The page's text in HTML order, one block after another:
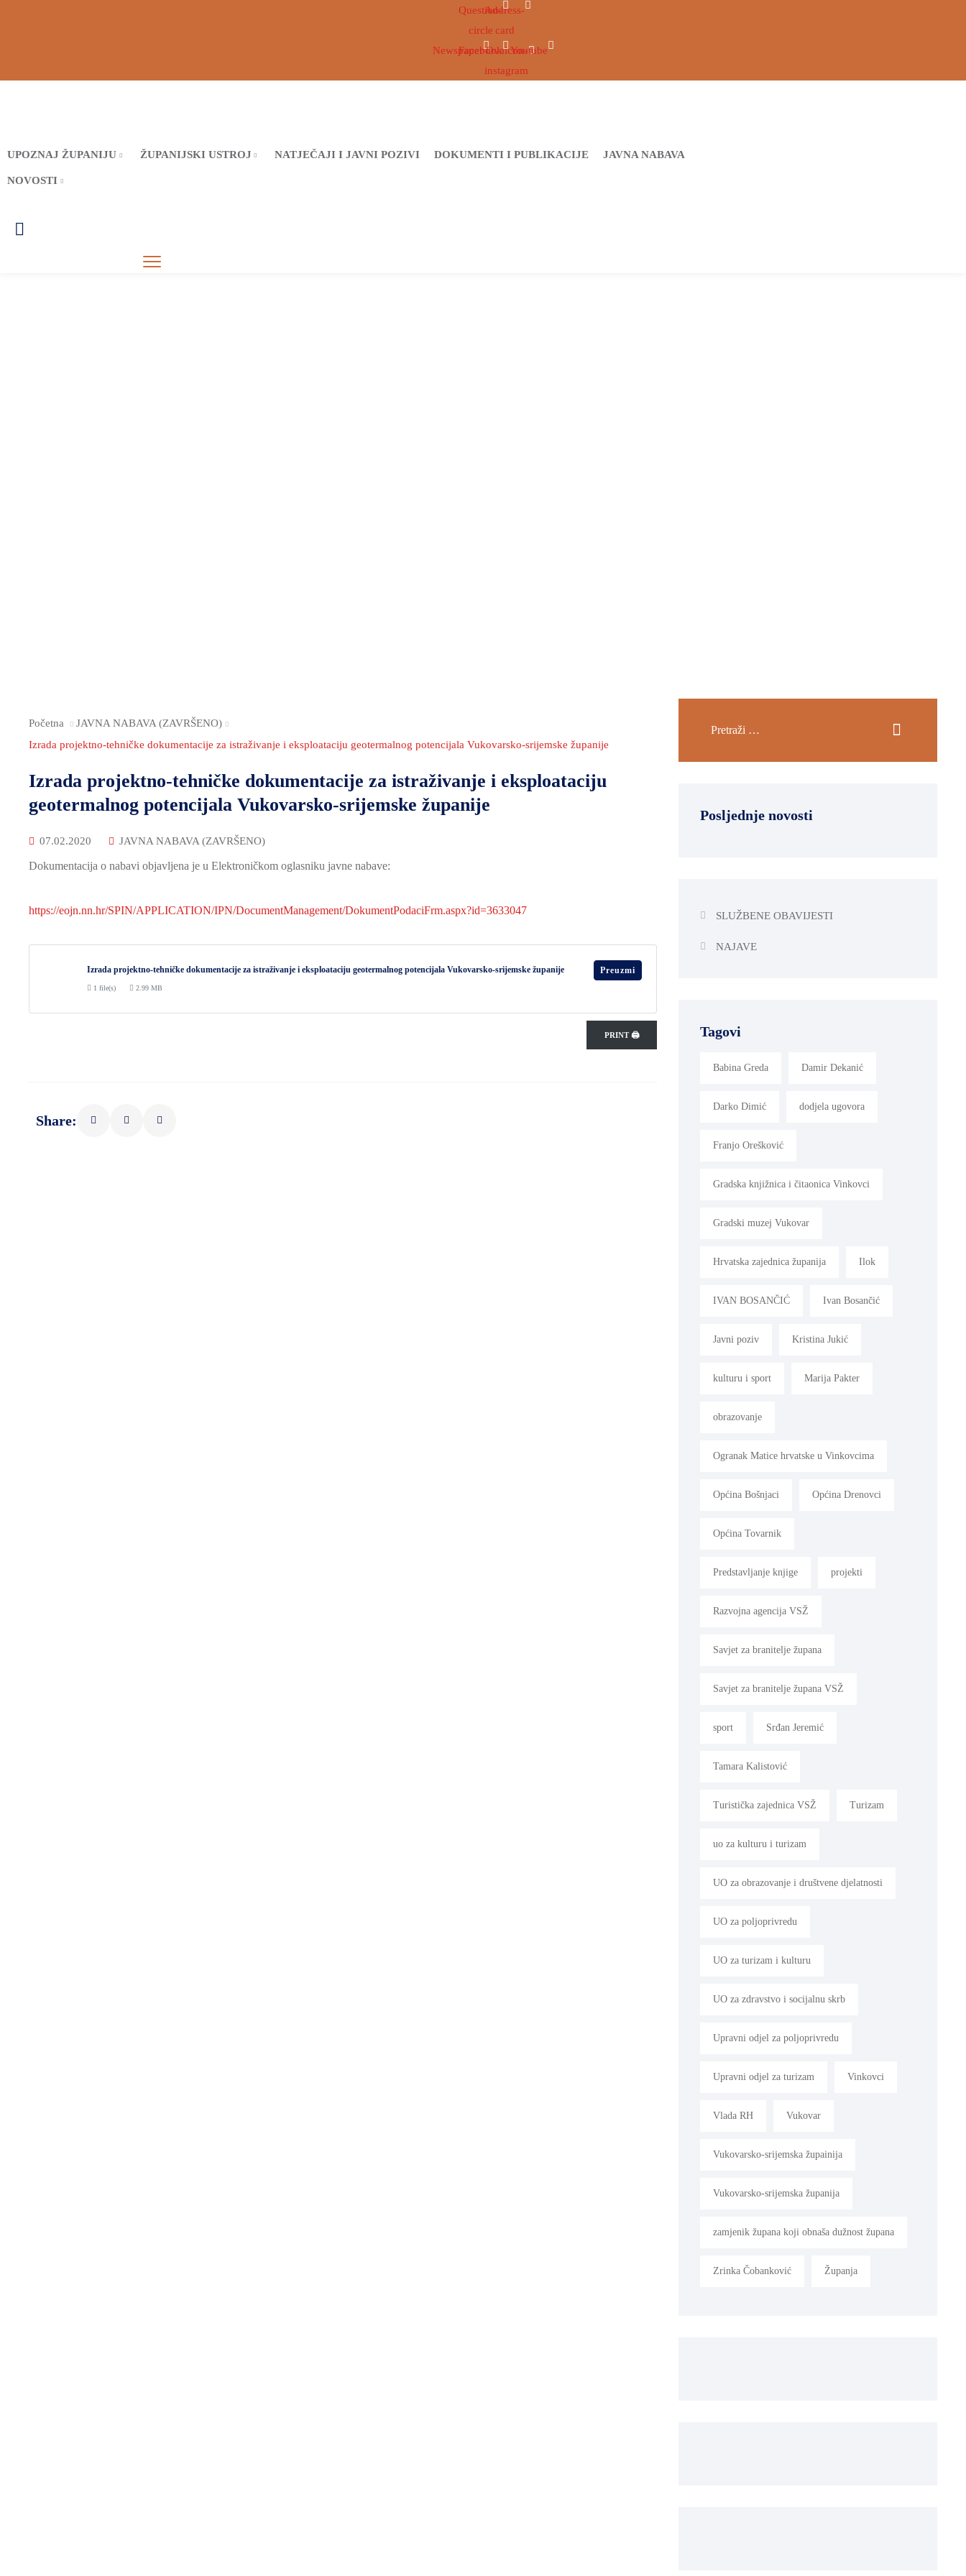
Question-
circle
Address-
card
Newspaper
FacebookOvaicon-
instagram
Youtube
UPOZNAJ ŽUPANIJU ŽUPANIJSKI USTROJ NATJEČAJI I JAVNI POZIVI DOKUMENTI I PUBLIKACIJE JAVNA NABAVA
NOVOSTI
Početna
JAVNA NABAVA (ZAVRŠENO)
Izrada projektno-tehničke dokumentacije za istraživanje i eksploataciju geotermalnog potencijala Vukovarsko-srijemske županije
Izrada projektno-tehničke dokumentacije za istraživanje i eksploataciju
geotermalnog potencijala Vukovarsko-srijemske županije
07.02.2020 JAVNA NABAVA (ZAVRŠENO)
Dokumentacija o nabavi objavljena je u Elektroničkom oglasniku javne nabave:
https://eojn.nn.hr/SPIN/APPLICATION/IPN/DocumentManagement/DokumentPodaciFrm.aspx?id=3633047
Izrada projektno-tehničke dokumentacije za istraživanje i eksploataciju geotermalnog potencijala Vukovarsko-srijemske županije
1 file(s) 2.99 MB
Preuzmi
PRINT 🖨
Share:
Posljednje novosti
SLUŽBENE OBAVIJESTI
NAJAVE
Tagovi
Babina Greda Damir Dekanić
Darko Dimić dodjela ugovora
Franjo Orešković
Gradska knjižnica i čitaonica Vinkovci
Gradski muzej Vukovar
Hrvatska zajednica županija Ilok
IVAN BOSANČIĆ Ivan Bosančić
Javni poziv Kristina Jukić
kulturu i sport Marija Pakter
obrazovanje
Ogranak Matice hrvatske u Vinkovcima
Općina Bošnjaci Općina Drenovci
Općina Tovarnik
Predstavljanje knjige projekti
Razvojna agencija VSŽ
Savjet za branitelje župana
Savjet za branitelje župana VSŽ
sport Srđan Jeremić
Tamara Kalistović
Turistička zajednica VSŽ Turizam
uo za kulturu i turizam
UO za obrazovanje i društvene djelatnosti
UO za poljoprivredu
UO za turizam i kulturu
UO za zdravstvo i socijalnu skrb
Upravni odjel za poljoprivredu
Upravni odjel za turizam Vinkovci
Vlada RH Vukovar
Vukovarsko-srijemska župainija
Vukovarsko-srijemska županija
zamjenik župana koji obnaša dužnost župana
Zrinka Čobanković Županja